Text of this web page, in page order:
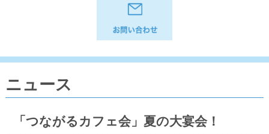
ニュース
「つながるカフェ会」夏の大宴会！